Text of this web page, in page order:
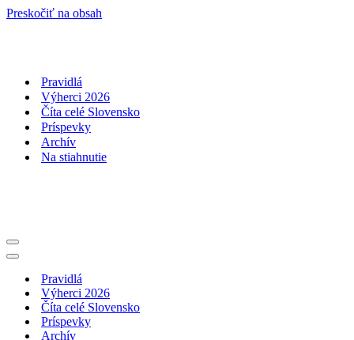
Preskočiť na obsah
Pravidlá
Výherci 2026
Číta celé Slovensko
Príspevky
Archív
Na stiahnutie
Menu
navigácie
Menu
navigáciePravidlá
Výherci 2026
Číta celé Slovensko
Príspevky
Archív